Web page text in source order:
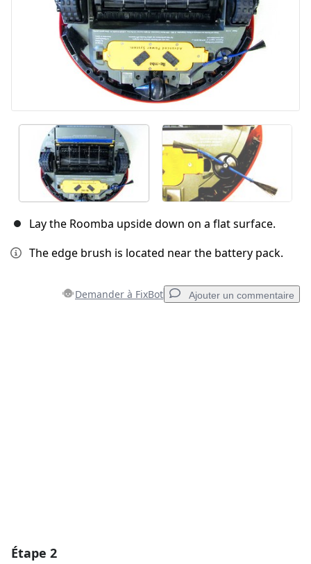
Lay the Roomba upside down on a flat surface.
The edge brush is located near the battery pack.
Demander à FixBot Ajouter un commentaire
Étape 2